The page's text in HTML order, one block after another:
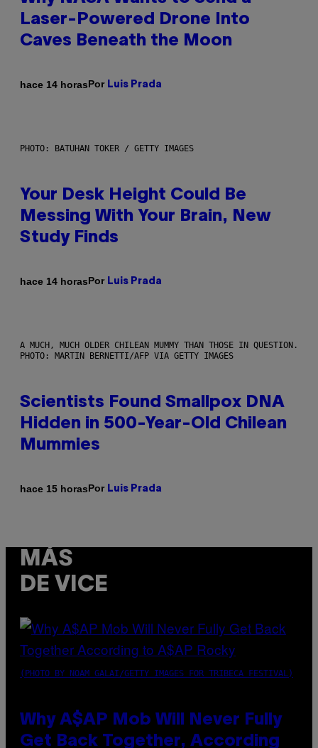
Laser-Powered Drone Into
Caves Beneath the Moon
hace 14 horasPor Luis Prada
PHOTO: BATUHAN TOKER / GETTY IMAGES
Your Desk Height Could Be
Messing With Your Brain, New
Study Finds
hace 14 horasPor Luis Prada
A MUCH, MUCH OLDER CHILEAN MUMMY THAN THOSE IN QUESTION.
PHOTO: MARTIN BERNETTI/AFP VIA GETTY IMAGES
Scientists Found Smallpox DNA
Hidden in 500-Year-Old Chilean
Mummies
hace 15 horasPor Luis Prada
MÁS
DE VICE
(PHOTO BY NOAM GALAI/GETTY IMAGES FOR TRIBECA FESTIVAL)
Why A$AP Mob Will Never Fully
Get Back Together, According